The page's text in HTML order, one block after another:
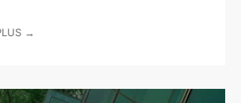
→